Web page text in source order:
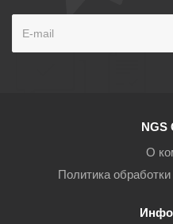
NGS
О
Политика